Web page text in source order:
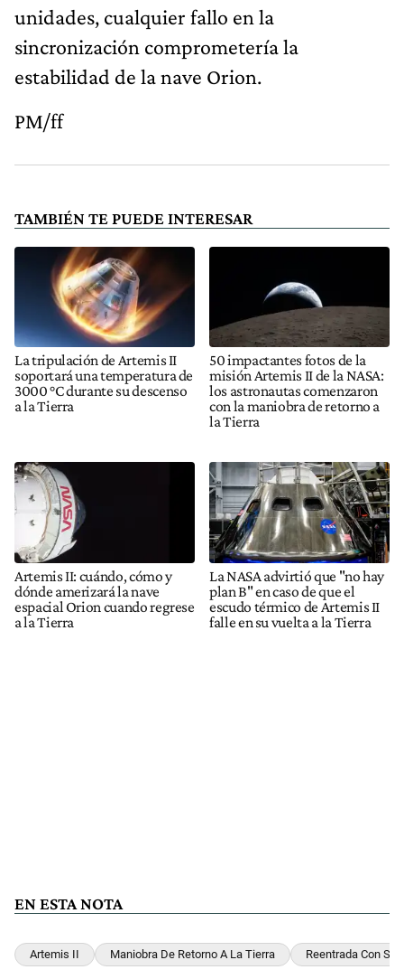
unidades, cualquier fallo en la
sincronización comprometería la
estabilidad de la nave Orion.
PM/ff
TAMBIÉN TE PUEDE INTERESAR
La tripulación de Artemis II
soportará una temperatura de
3000 °C durante su descenso
a la Tierra
50 impactantes fotos de la
misión Artemis II de la NASA:
los astronautas comenzaron
con la maniobra de retorno a
la Tierra
Artemis II: cuándo, cómo y
dónde amerizará la nave
espacial Orion cuando regrese
a la Tierra
La NASA advirtió que "no hay
plan B" en caso de que el
escudo térmico de Artemis II
falle en su vuelta a la Tierra
EN ESTA NOTA
Artemis II Maniobra De Retorno A La Tierra Reentrada Con